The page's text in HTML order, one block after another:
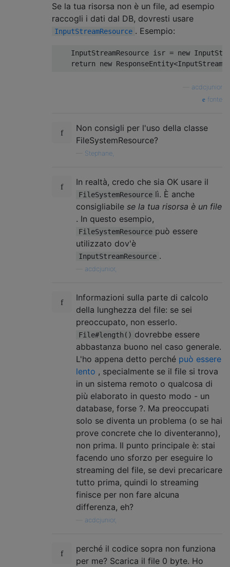
Se la tua risorsa non è un file, ad esempio
raccogli i dati dal DB, dovresti usare
InputStreamResource . Esempio:
InputStreamResource isr = new
return
new ResponseEntity<
acdcjunior
fonte
Non consigli per l'uso della classe
FileSystemResource?
Stephane,
In realtà, credo che sia OK usare il
FileSystemResource lì. È anche
consigliabile se la tua risorsa è un file
. In questo esempio,
FileSystemResource può essere
utilizzato dov'è
InputStreamResource .
acdcjunior,
Informazioni sulla parte di calcolo
della lunghezza del file: se sei
preoccupato, non esserlo.
File#length() dovrebbe essere
abbastanza buono nel caso generale.
L'ho appena detto perché può essere
lento , specialmente se il file si trova
in un sistema remoto o qualcosa di
più elaborato in questo modo - un
database, forse ?. Ma preoccupati
solo se diventa un problema (o se hai
prove concrete che lo diventeranno),
non prima. Il punto principale è: stai
facendo uno sforzo per eseguire lo
streaming del file, se devi precaricare
tutto prima, quindi lo streaming
finisce per non fare alcuna
differenza, eh?
acdcjunior,
perché il codice sopra non funziona
per me? Scarica il file 0 byte. Ho